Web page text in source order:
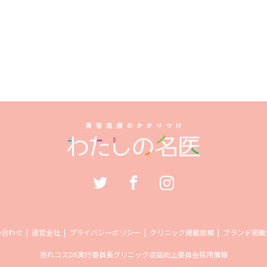
わせ 運営会社 プライバシーポリシー クリニック掲載依頼 ブランド掲
売れコスDX実行委員長クリニック収益向上委員会採用情報